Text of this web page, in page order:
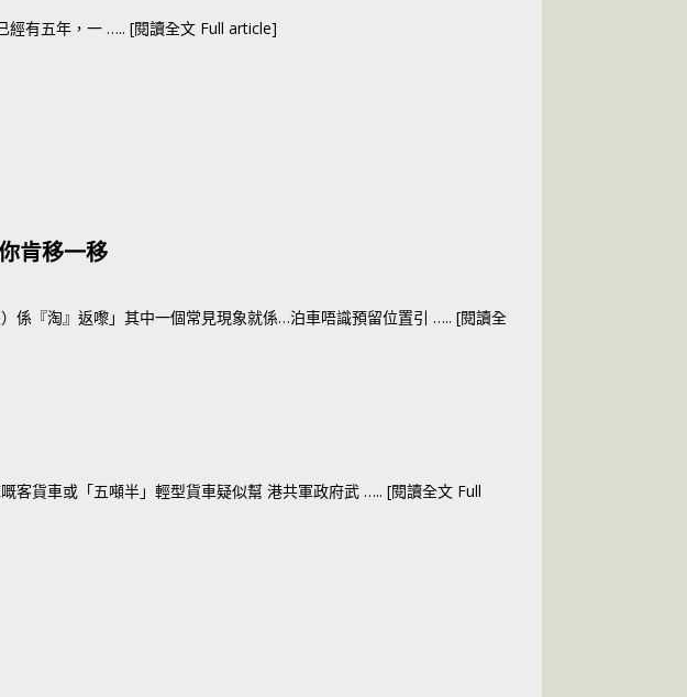
經有五年，一 ….. [閱讀全文 Full article]
肯移一移
係『淘』返嚟」其中一個常見現象就係…泊車唔識預留位置引 ….. [閱讀全
客貨車或「五噸半」輕型貨車疑似幫 港共軍政府武 ….. [閱讀全文 Full